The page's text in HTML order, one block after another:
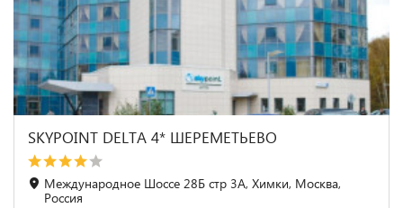
SKYPOINT DELTA 4* ШЕРЕМЕТЬЕВО
Международное Шоссе 28Б стр 3А, Химки, Москва,
Россия